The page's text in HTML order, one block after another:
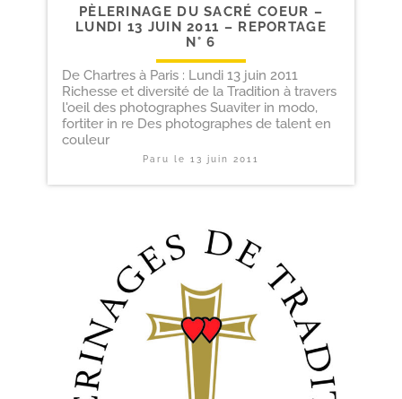
PÈLERINAGE DU SACRÉ COEUR –
LUNDI 13 JUIN 2011 – REPORTAGE
N° 6
De Chartres à Paris : Lundi 13 juin 2011
Richesse et diversité de la Tradition à travers
l'oeil des photographes Suaviter in modo,
fortiter in re Des photographes de talent en
couleur
Paru le 13 juin 2011